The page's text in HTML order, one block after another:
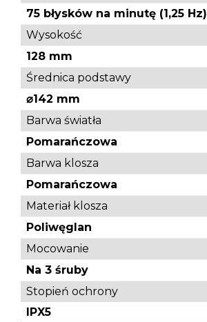
75 błysków na minutę (1,25 Hz)
Wysokość
128 mm
Średnica podstawy
⌀142 mm
Barwa światła
Pomarańczowa
Barwa klosza
Pomarańczowa
Materiał klosza
Poliwęglan
Mocowanie
Na 3 śruby
Stopień ochrony
IPX5